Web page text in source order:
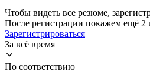
Чтобы видеть все резюме,
После регистрации покажем ещё 2
Зарегистрироваться
За всё время
По соответствию